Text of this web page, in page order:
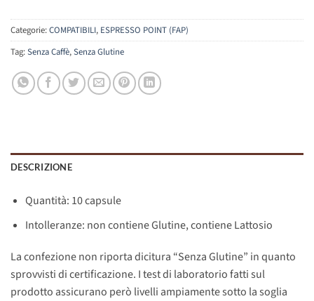
Categorie:COMPATIBILI, ESPRESSO POINT (FAP)
Tag:Senza Caffè,Senza Glutine
DESCRIZIONE
Quantità: 10 capsule
Intolleranze: non contiene Glutine, contiene Lattosio
La confezione non riporta dicitura “Senza Glutine” in quanto
sprovvisti di certificazione. I test di laboratorio fatti sul
prodotto assicurano però livelli ampiamente sotto la soglia